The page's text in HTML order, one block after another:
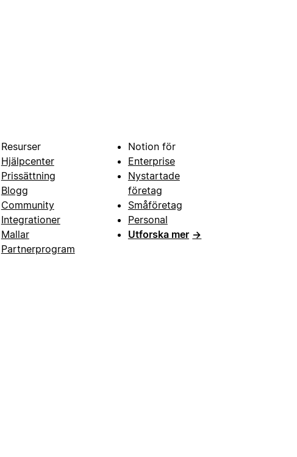
Resurser
Hjälpcenter
Prissättning
Blogg
Community
Integrationer
Mallar
Partnerprogram
Notion för
Enterprise
Nystartade
företag
Småföretag
Personal
Utforska mer →